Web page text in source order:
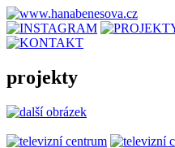
projekty